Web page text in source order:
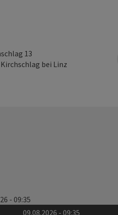
13
Kirchschlag bei Linz
09.08.2026 - 09:35